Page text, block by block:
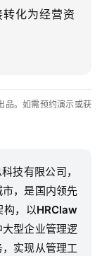
化为经营资
品。如需预约演示或获
技有限公司，
，是国内领先
构，以HRClaw
型企业管理逻
实现从管理工